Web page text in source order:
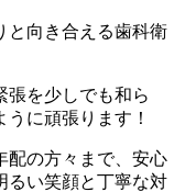
と向き合える歯科衛
張を少しでも和ら
に頑張ります！
配の方々まで、安心
るい笑顔と丁寧な対